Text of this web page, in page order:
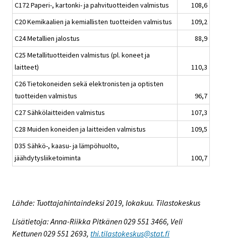
C172 Paperi-, kartonki- ja pahvituotteiden valmistus
108,6
C20 Kemikaalien ja kemiallisten tuotteiden valmistus
109,2
C24 Metallien jalostus
88,9
C25 Metallituotteiden valmistus (pl. koneet ja
laitteet)
110,3
C26 Tietokoneiden sekä elektronisten ja optisten
tuotteiden valmistus
96,7
C27 Sähkölaitteiden valmistus
107,3
C28 Muiden koneiden ja laitteiden valmistus
109,5
D35 Sähkö-, kaasu- ja lämpöhuolto,
jäähdytysliiketoiminta
100,7
Lähde: Tuottajahintaindeksi 2019, lokakuu. Tilastokeskus
Lisätietoja: Anna-Riikka Pitkänen 029 551 3466, Veli
Kettunen 029 551 2693, thi.tilastokeskus@stat.fi